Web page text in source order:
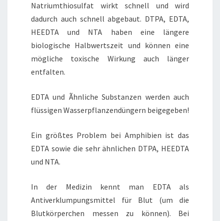
Natriumthiosulfat wirkt schnell und wird
dadurch auch schnell abgebaut. DTPA, EDTA,
HEEDTA und NTA haben eine längere
biologische Halbwertszeit und können eine
mögliche toxische Wirkung auch länger
entfalten.
EDTA und Ãhnliche Substanzen werden auch
flüssigen Wasserpflanzendüngern beigegeben!
Ein größtes Problem bei Amphibien ist das
EDTA sowie die sehr ähnlichen DTPA, HEEDTA
und NTA.
In der Medizin kennt man EDTA als
Antiverklumpungsmittel für Blut (um die
Blutkörperchen messen zu können). Bei